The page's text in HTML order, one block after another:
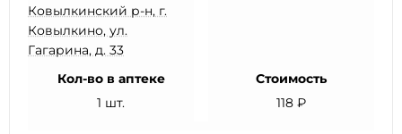
Ковылкинский р-н, г.
Ковылкино, ул.
Гагарина, д. 33
Кол-во в аптеке
1 шт.
Стоимость
118 ₽